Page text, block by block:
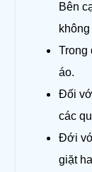
Bên
Trong
áo.
Đối
các
Đới
giặt